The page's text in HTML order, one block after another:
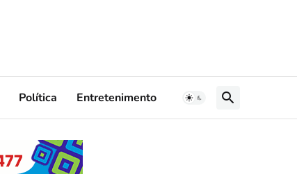
Política Entretenimento